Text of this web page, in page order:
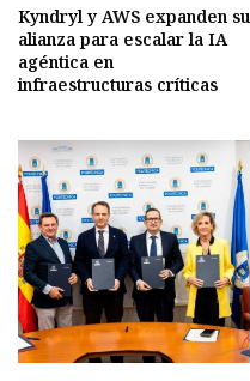
Kyndryl y AWS expanden su
alianza para escalar la IA
agéntica en
infraestructuras críticas